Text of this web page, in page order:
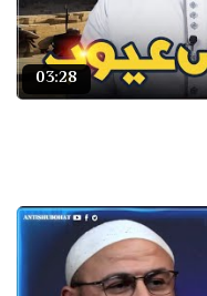
03:28